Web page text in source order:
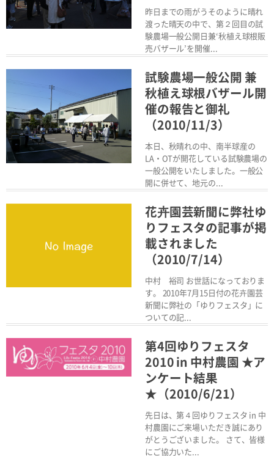
昨日までの雨がうそのように晴れ
渡った晴天の中で、第２回目の試
験農場一般公開日兼‘秋植え球根販
売バザール’を開催...
Read More
試験農場一般公開 兼
秋植え球根バザール開
催の報告と御礼
（2010/11/3）
本日、秋晴れの中、南半球産の
LA・OTが開花している試験農場の
一般公開をいたしました。一般公
開に併せて、地元の...
Read More
花卉園芸新聞に弊社ゆ
りフェスタの記事が掲
載されました
（2010/7/14）
中村 裕司 お世話になっておりま
す。 2010年7月15日付の花卉園芸
新聞に弊社の「ゆりフェスタ」に
ついての記...
Read More
第4回ゆりフェスタ
2010 in 中村農園 ★ア
ンケート結果
★（2010/6/21）
先日は、第４回ゆりフェスタ in 中
村農園にご来場いただき誠にあり
がとうございました。 さて、皆様
にご協力いた...